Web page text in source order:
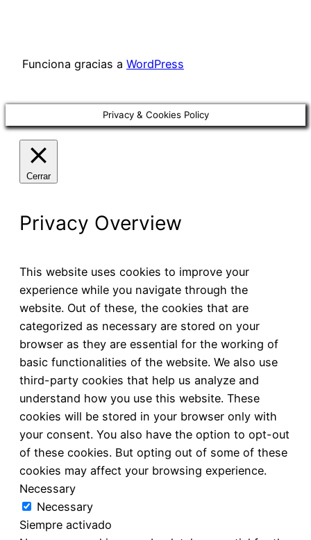
Funciona gracias a WordPress
Privacy & Cookies Policy
Cerrar
Privacy Overview
This website uses cookies to improve your
experience while you navigate through the
website. Out of these, the cookies that are
categorized as necessary are stored on your
browser as they are essential for the working of
basic functionalities of the website. We also use
third-party cookies that help us analyze and
understand how you use this website. These
cookies will be stored in your browser only with
your consent. You also have the option to opt-out
of these cookies. But opting out of some of these
cookies may affect your browsing experience.
Necessary
Necessary
Siempre activado